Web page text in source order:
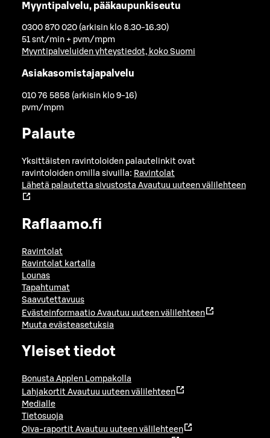
Myyntipalvelu, pääkaupunkiseutu
0300 870 020 (arkisin klo 8.30-16.30)
51 snt/min + pvm/mpm
Myyntipalveluiden yhteystiedot, koko Suomi
Asiakasomistajapalvelu
010 76 5858 (arkisin klo 9-16)
pvm/mpm
Palaute
Yksittäisten ravintoloiden palautelinkit ovat
ravintoloiden omilla sivuilla: Ravintolat
Lähetä palautetta sivustosta Avautuu uuteen välilehteen
Raflaamo.fi
Ravintolat
Ravintolat kartalla
Lounas
Tapahtumat
Saavutettavuus
Evästeinformaatio Avautuu uuteen välilehteen
Muuta evästeasetuksia
Yleiset tiedot
Bonusta Applen Lompakolla
Lahjakortit Avautuu uuteen välilehteen
Medialle
Tietosuoja
Oiva-raportit Avautuu uuteen välilehteen